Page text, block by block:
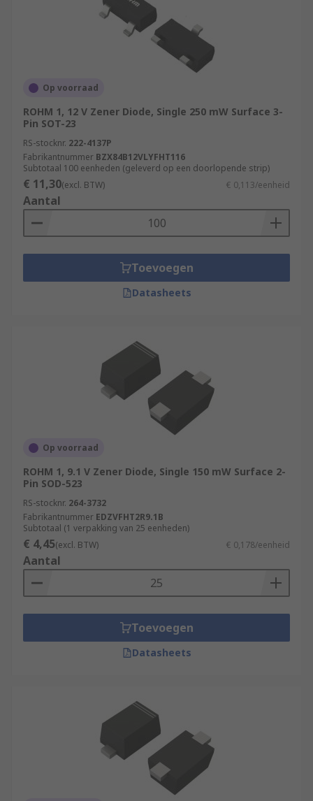
Op voorraad
ROHM 1, 12 V Zener Diode, Single 250 mW Surface 3-
Pin SOT-23
RS-stocknr. 222-4137P
Fabrikantnummer BZX84B12VLYFHT116
Subtotaal 100 eenheden (geleverd op een doorlopende strip)
€ 11,30(excl. BTW) € 0,113/eenheid
Aantal
Toevoegen
Datasheets
Op voorraad
ROHM 1, 9.1 V Zener Diode, Single 150 mW Surface 2-
Pin SOD-523
RS-stocknr. 264-3732
Fabrikantnummer EDZVFHT2R9.1B
Subtotaal (1 verpakking van 25 eenheden)
€ 4,45(excl. BTW) € 0,178/eenheid
Aantal
Toevoegen
Datasheets